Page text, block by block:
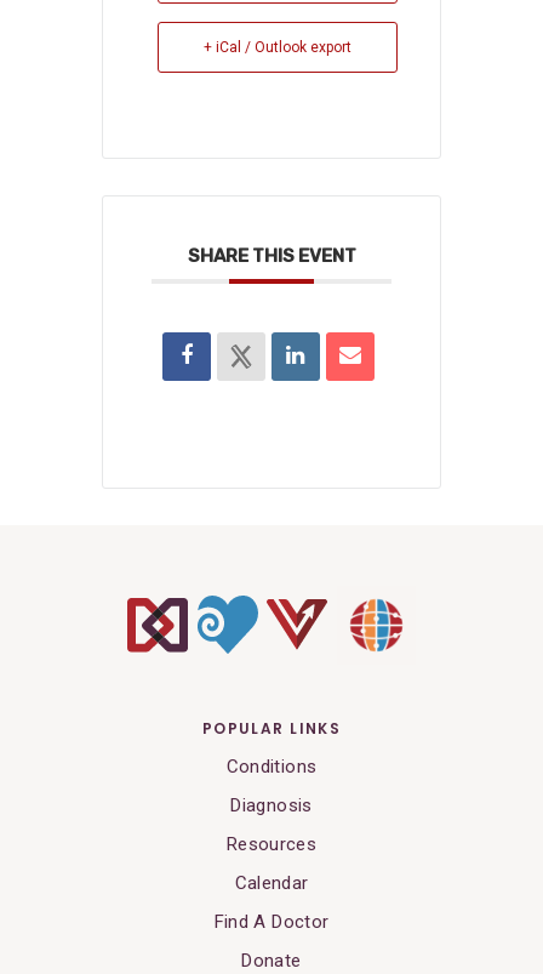
+ iCal / Outlook export
SHARE THIS EVENT
POPULAR LINKS
Conditions
Diagnosis
Resources
Calendar
Find A Doctor
Donate